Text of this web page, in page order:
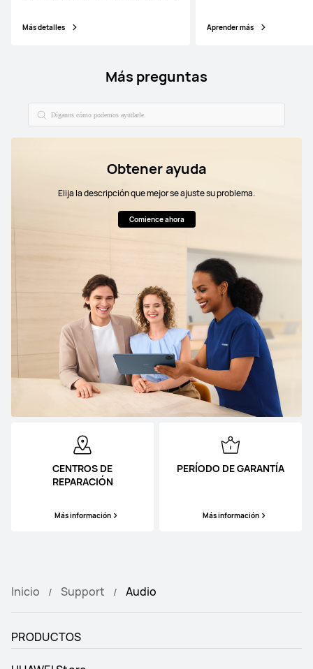
Más detalles Aprender más
Más preguntas
Obtener ayuda
Elija la descripción que mejor se ajuste su problema.
Comience ahora
CENTROS DE
REPARACIÓN
Más información
PERÍODO DE GARANTÍA
Más información
Inicio Support Audio
PRODUCTOS